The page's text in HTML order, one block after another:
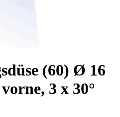
(60) Ø 16
3 x 30°